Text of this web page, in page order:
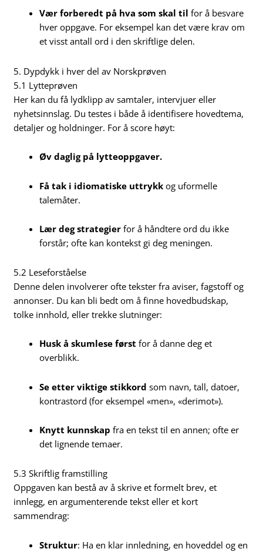
Vær forberedt på hva som skal til for å besvare
hver oppgave. For eksempel kan det være krav om
et visst antall ord i den skriftlige delen.
5. Dypdykk i hver del av Norskprøven
5.1 Lytteprøven
Her kan du få lydklipp av samtaler, intervjuer eller
nyhetsinnslag. Du testes i både å identifisere hovedtema,
detaljer og holdninger. For å score høyt:
Øv daglig på lytteoppgaver.
Få tak i idiomatiske uttrykk og uformelle
talemåter.
Lær deg strategier for å håndtere ord du ikke
forstår; ofte kan kontekst gi deg meningen.
5.2 Leseforståelse
Denne delen involverer ofte tekster fra aviser, fagstoff og
annonser. Du kan bli bedt om å finne hovedbudskap,
tolke innhold, eller trekke slutninger:
Husk å skumlese først for å danne deg et
overblikk.
Se etter viktige stikkord som navn, tall, datoer,
kontrastord (for eksempel «men», «derimot»).
Knytt kunnskap fra en tekst til en annen; ofte er
det lignende temaer.
5.3 Skriftlig framstilling
Oppgaven kan bestå av å skrive et formelt brev, et
innlegg, en argumenterende tekst eller et kort
sammendrag:
Struktur: Ha en klar innledning, en hoveddel og en